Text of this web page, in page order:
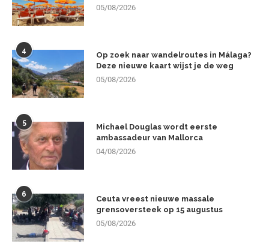
05/08/2026
4
Op zoek naar wandelroutes in Málaga?
Deze nieuwe kaart wijst je de weg
05/08/2026
5
Michael Douglas wordt eerste
ambassadeur van Mallorca
04/08/2026
6
Ceuta vreest nieuwe massale
grensoversteek op 15 augustus
05/08/2026